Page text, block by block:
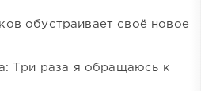
обустраивает своё новое
Три раза я обращаюсь к